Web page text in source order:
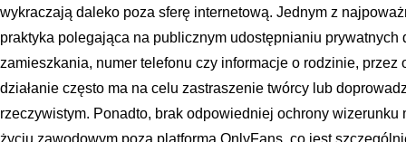
wykraczają daleko poza sferę internetową. Jednym z
praktyka polegająca na publicznym udostępnianiu
zamieszkania, numer telefonu czy informacje o rodzinie, przez
działanie często ma na celu zastraszenie twórcy lub
rzeczywistym. Ponadto, brak odpowiedniej ochrony
życiu zawodowym poza platformą OnlyFans, co jest